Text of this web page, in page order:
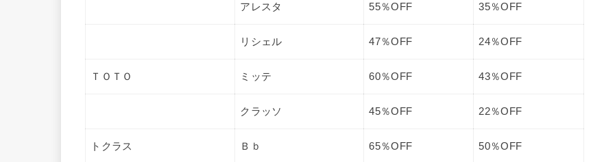
アレスタ 55％OFF 35％OFF
リシェル 47％OFF 24％OFF
ＴＯＴＯ ミッテ 60％OFF 43％OFF
クラッソ 45％OFF 22％OFF
トクラス Ｂｂ 65％OFF 50％OFF